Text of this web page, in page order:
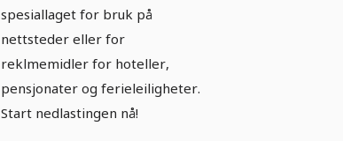
spesiallaget for bruk på
nettsteder eller for
reklmemidler for hoteller,
pensjonater og ferieleiligheter.
Start nedlastingen nå!